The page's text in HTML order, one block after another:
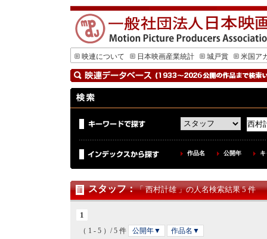
映連について 日本映画産業統計 城戸賞 米国ア
作品名 公開年
スタッフ：「 西村計雄 」の人名検索結果 5 件
1
（ 1 - 5 ）/ 5 件 公開年▼ 作品名▼